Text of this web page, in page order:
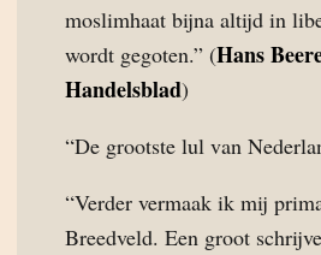
moslimhaat bijna altijd in
wordt gegoten.” (Hans
Handelsblad)
“De grootste lul van
“Verder vermaak ik mij
Breedveld. Een groot